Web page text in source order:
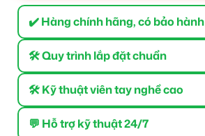
✔️ Hàng chính hãng, có bảo hành
🛠 Quy trình lắp đặt chuẩn
🛠 Kỹ thuật viên tay nghề cao
💬 Hỗ trợ kỹ thuật 24/7